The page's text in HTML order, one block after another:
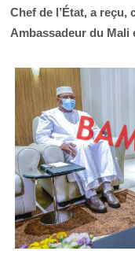
Chef de l’État, a reçu,
Ambassadeur du Mali